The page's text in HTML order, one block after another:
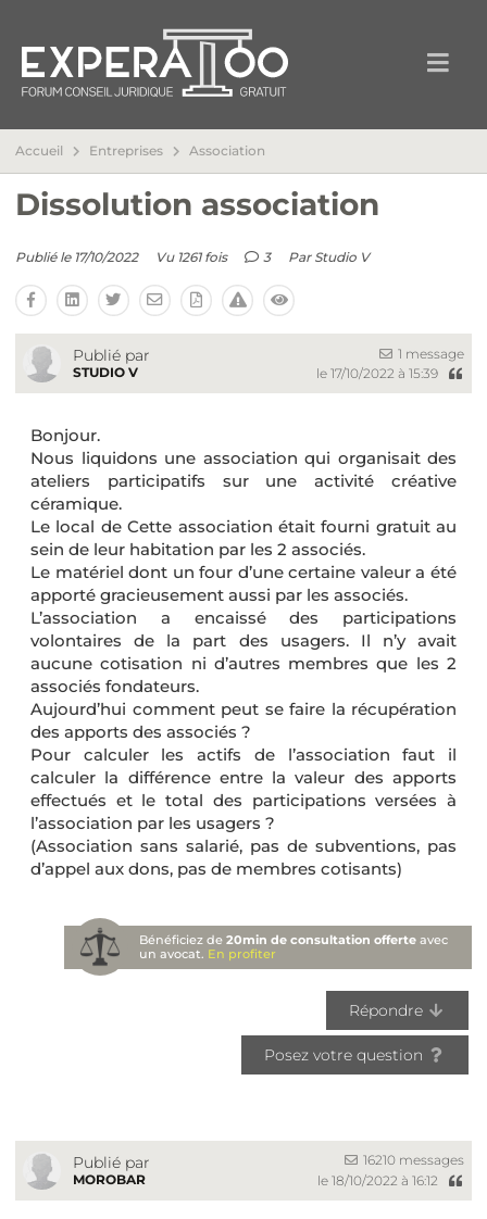
Accueil Entreprises Association
Dissolution association
Publié le 17/10/2022 Vu 1261 fois 3 Par Studio V
Publié par
STUDIO V
1 message
le 17/10/2022 à 15:39
Bonjour.
Nous liquidons une association qui organisait des
ateliers participatifs sur une activité créative
céramique.
Le local de Cette association était fourni gratuit au
sein de leur habitation par les 2 associés.
Le matériel dont un four d’une certaine valeur a été
apporté gracieusement aussi par les associés.
L’association a encaissé des participations
volontaires de la part des usagers. Il n’y avait
aucune cotisation ni d’autres membres que les 2
associés fondateurs.
Aujourd’hui comment peut se faire la récupération
des apports des associés ?
Pour calculer les actifs de l’association faut il
calculer la différence entre la valeur des apports
effectués et le total des participations versées à
l’association par les usagers ?
(Association sans salarié, pas de subventions, pas
d’appel aux dons, pas de membres cotisants)
Bénéficiez de20min de consultation offerte avec
un avocat. En profiter
Répondre
Posez votre question
Publié par
MOROBAR
16210 messages
le 18/10/2022 à 16:12